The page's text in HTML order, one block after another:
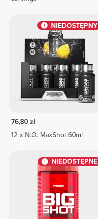
NIEDOSTĘPNY
76,80 zł
12 x N.O. MaxShot 60ml
NIEDOSTĘPNE